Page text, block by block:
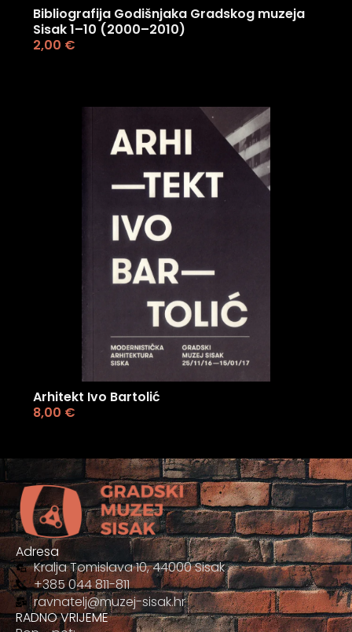
Bibliografija Godišnjaka Gradskog muzeja
Sisak 1–10 (2000–2010)
2,00 €
Arhitekt Ivo Bartolić
8,00 €
Adresa
Kralja Tomislava 10, 44000 Sisak
+385 044 811-811
ravnatelj@muzej-sisak.hr
RADNO VRIJEME